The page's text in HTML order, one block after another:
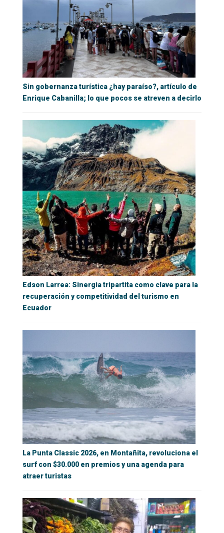
Sin gobernanza turística ¿hay paraíso?, artículo de
Enrique Cabanilla; lo que pocos se atreven a decirlo
Edson Larrea: Sinergia tripartita como clave para la
recuperación y competitividad del turismo en
Ecuador
La Punta Classic 2026, en Montañita, revoluciona el
surf con $30.000 en premios y una agenda para
atraer turistas